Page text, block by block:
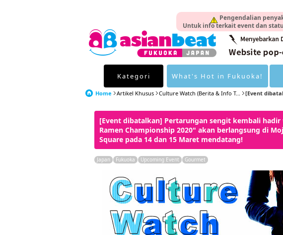
Pengendalian
Untuk info terkait event dan
Kategori What's Hot in Fukuoka!
Home Artikel Khusus Culture Watch (Berita & Info T... [Event
[Event dibatalkan] Pertarungan sengit kembali
Ramen Championship 2020" akan berlangsung di
Square pada 14 dan 15 Maret mendatang!
Japan Fukuoka Upcoming Event Gourmet